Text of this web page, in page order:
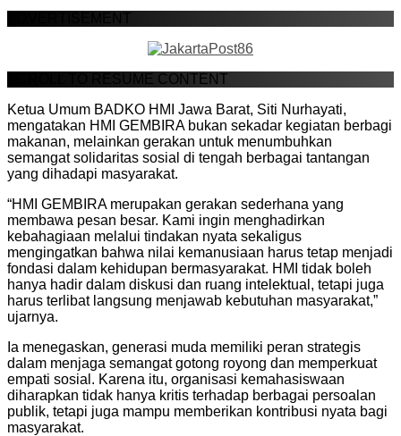
ADVERTISEMENT
SCROLL TO RESUME CONTENT
Ketua Umum BADKO HMI Jawa Barat, Siti Nurhayati,
mengatakan HMI GEMBIRA bukan sekadar kegiatan berbagi
makanan, melainkan gerakan untuk menumbuhkan
semangat solidaritas sosial di tengah berbagai tantangan
yang dihadapi masyarakat.
“HMI GEMBIRA merupakan gerakan sederhana yang
membawa pesan besar. Kami ingin menghadirkan
kebahagiaan melalui tindakan nyata sekaligus
mengingatkan bahwa nilai kemanusiaan harus tetap menjadi
fondasi dalam kehidupan bermasyarakat. HMI tidak boleh
hanya hadir dalam diskusi dan ruang intelektual, tetapi juga
harus terlibat langsung menjawab kebutuhan masyarakat,”
ujarnya.
Ia menegaskan, generasi muda memiliki peran strategis
dalam menjaga semangat gotong royong dan memperkuat
empati sosial. Karena itu, organisasi kemahasiswaan
diharapkan tidak hanya kritis terhadap berbagai persoalan
publik, tetapi juga mampu memberikan kontribusi nyata bagi
masyarakat.